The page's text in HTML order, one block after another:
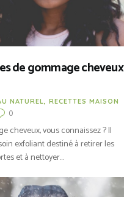
de gommage cheveux
NATUREL, RECETTES MAISON
0
cheveux, vous connaissez ? Il
exfoliant destiné à retirer les
et à nettoyer…